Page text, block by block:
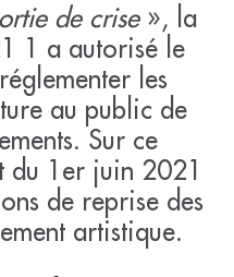
de crise», la
1 a autorisé le
les
au public de
Sur ce
du 1er juin 2021
de reprise des
artistique.